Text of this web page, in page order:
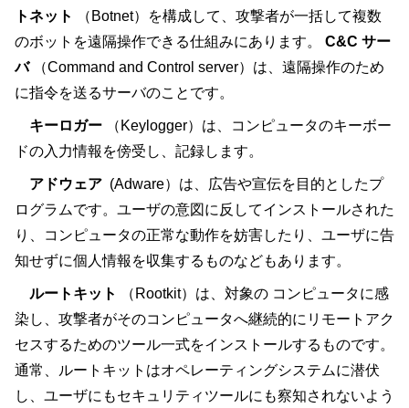
トネット
（Botnet）を構成して、攻撃者が一括して複数
のボットを遠隔操作できる仕組みにあります。
C&C サー
バ
（Command and Control server）は、遠隔操作のため
に指令を送るサーバのことです。
キーロガー
（Keylogger）は、コンピュータのキーボー
ドの入力情報を傍受し、記録します。
アドウェア (Adware）は、広告や宣伝を目的としたプ
ログラムです。ユーザの意図に反してインストールされた
り、コンピュータの正常な動作を妨害したり、ユーザに告
知せずに個人情報を収集するものなどもあります。
ルートキット
（Rootkit）は、対象の コンピュータに感
染し、攻撃者がそのコンピュータへ継続的にリモートアク
セスするためのツール一式をインストールするものです。
通常、ルートキットはオペレーティングシステムに潜伏
し、ユーザにもセキュリティツールにも察知されないよう